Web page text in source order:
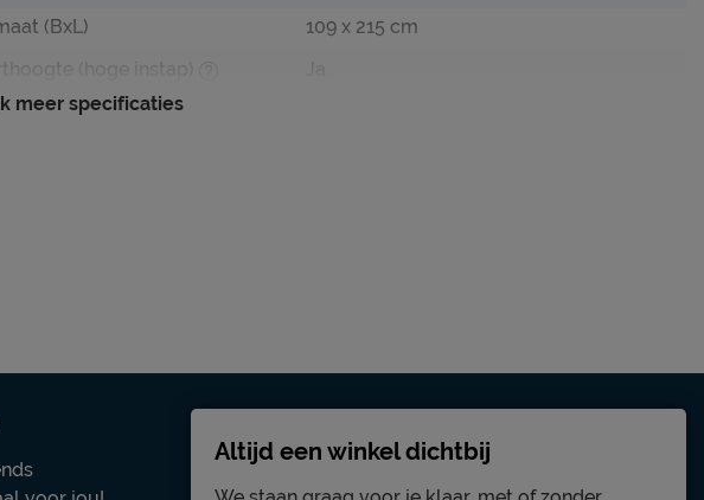
(BxL)
109 x 215 cm
(hoge instap)
hoofdbord
Excl. matras en bedbodem
verstelbare bedbodem
meer specificaties
Altijd een winkel dichtbij